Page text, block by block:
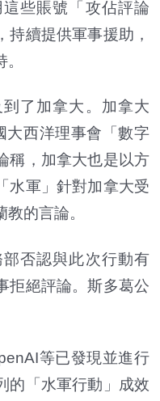
些賬號「攻佔評論
持續提供軍事援助，
了加拿大。加拿大
大西洋理事會「數字
稱，加拿大也是以方
水軍」針對加拿大受
的言論。
否認與此次行動有
拒絕評論。斯多葛公
等已發現並進行
的「水軍行動」成效